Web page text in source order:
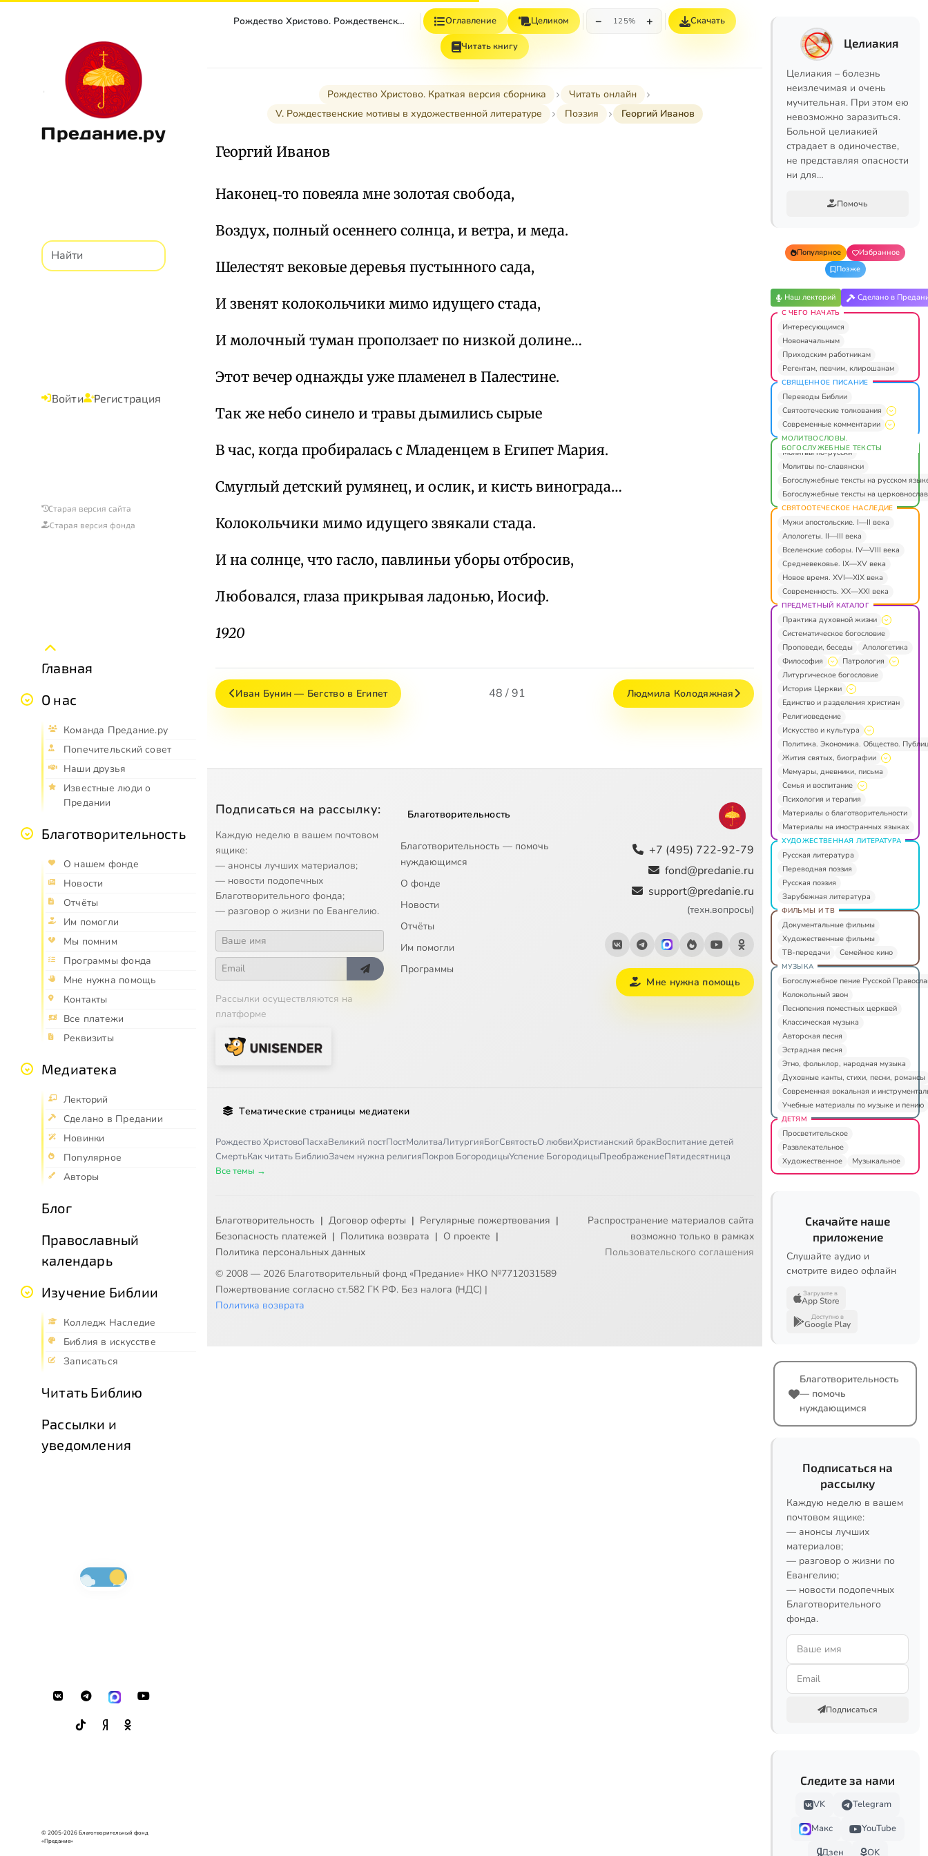
Предание.ру
Войти Регистрация
Старая версия сайта
Старая версия фонда
Главная
О нас
Команда Предание.ру
Попечительский совет
Наши друзья
Известные люди о
Предании
Благотворительность
О нашем фонде
Новости
Отчёты
Им помогли
Мы помним
Программы фонда
Мне нужна помощь
Контакты
Все платежи
Реквизиты
Медиатека
Лекторий
Сделано в Предании
Новинки
Популярное
Авторы
Блог
Православный
календарь
Изучение Библии
Колледж Наследие
Библия в искусстве
Записаться
Читать Библию
Рассылки и
уведомления
© 2005-2026 Благотворительный фонд
«Предание»
Рождество Христово. Рождественский Пост Оглавление Целиком − 125% + Скачать
Читать книгу
Рождество Христово. Краткая версия сборника
Читать онлайн
V. Рождественские мотивы в художественной литературе
Поэзия Георгий Иванов
Георгий Иванов
Наконец‑то повеяла мне золотая свобода,
Воздух, полный осеннего солнца, и ветра, и меда.
Шелестят вековые деревья пустынного сада,
И звенят колокольчики мимо идущего стада,
И молочный туман проползает по низкой долине…
Этот вечер однажды уже пламенел в Палестине.
Так же небо синело и травы дымились сырые
В час, когда пробиралась с Младенцем в Египет Мария.
Смуглый детский румянец, и ослик, и кисть винограда…
Колокольчики мимо идущего звякали стада.
И на солнце, что гасло, павлиньи уборы отбросив,
Любовался, глаза прикрывая ладонью, Иосиф.
1920
Иван Бунин — Бегство в Египет 48 / 91 Людмила Колодяжная
Подписаться на рассылку:
Каждую неделю в вашем почтовом
ящике:
— анонсы лучших материалов;
— новости подопечных
Благотворительного фонда;
— разговор о жизни по Евангелию.
Рассылки осуществляются на
платформе
Благотворительность
Благотворительность — помочь
нуждающимся
О фонде
Новости
Отчёты
Им помогли
Программы
+7 (495) 722-92-79
fond@predanie.ru
support@predanie.ru
(техн.вопросы)
Мне нужна помощь
Тематические страницы медиатеки
Рождество ХристовоПасхаВеликий постПостМолитваЛитургияБогСвятостьО любвиХристианский бракВоспитание детей
СмертьКак читать БиблиюЗачем нужна религияПокров БогородицыУспение БогородицыПреображениеПятидесятница
Все темы →
Благотворительность | Договор оферты | Регулярные пожертвования |
Безопасность платежей | Политика возврата | О проекте |
Политика персональных данных
© 2008 — 2026 Благотворительный фонд «Предание» НКО №7712031589
Пожертвование согласно ст.582 ГК РФ. Без налога (НДС) |
Политика возврата
Распространение материалов сайта
возможно только в рамках
Пользовательского соглашения
Целиакия
Целиакия – болезнь
неизлечимая и очень
мучительная. При этом ею
невозможно заразиться.
Больной целиакией
страдает в одиночестве,
не представляя опасности
ни для…
Помочь
Популярное
Избранное
Позже
Наш лекторий Сделано в
С ЧЕГО НАЧАТЬ
Интересующимся
Новоначальным
Приходским работникам
Регентам, певчим, клирошанам
СВЯЩЕННОЕ ПИСАНИЕ
Переводы Библии
Святоотеческие толкования
Современные комментарии
МОЛИТВОСЛОВЫ.
БОГОСЛУЖЕБНЫЕ ТЕКСТЫ
Молитвы по-русски
Молитвы по-славянски
Богослужебные тексты на русском
Богослужебные тексты на
СВЯТООТЕЧЕСКОЕ НАСЛЕДИЕ
Мужи апостольские. I—II века
Апологеты. II—III века
Вселенские соборы. IV—VIII века
Средневековье. IX—XV века
Новое время. XVI—XIX века
Современность. XX—XXI века
ПРЕДМЕТНЫЙ КАТАЛОГ
Практика духовной жизни
Систематическое богословие
Проповеди, беседы
Апологетика
Философия
Патрология
Литургическое богословие
История Церкви
Единство и разделения христиан
Религиоведение
Искусство и культура
Политика. Экономика. Общество.
Жития святых, биографии
Мемуары, дневники, письма
Семья и воспитание
Психология и терапия
Материалы о благотворительности
Материалы на иностранных языках
ХУДОЖЕСТВЕННАЯ ЛИТЕРАТУРА
Русская литература
Переводная поэзия
Русская поэзия
Зарубежная литература
ФИЛЬМЫ И ТВ
Документальные фильмы
Художественные фильмы
ТВ-передачи
Семейное кино
МУЗЫКА
Богослужебное пение Русской
Колокольный звон
Песнопения поместных церквей
Классическая музыка
Авторская песня
Эстрадная песня
Этно, фольклор, народная музыка
Духовные канты, стихи, песни, романсы
Современная вокальная и
Учебные материалы по музыке и пению
ДЕТЯМ
Просветительское
Развлекательное
Художественное
Музыкальное
Скачайте наше
приложение
Слушайте аудио и
смотрите видео офлайн
Загрузите в
App Store
Доступно в
Google Play
Благотворительность
— помочь
нуждающимся
Подписаться на
рассылку
Каждую неделю в вашем
почтовом ящике:
— анонсы лучших
материалов;
— разговор о жизни по
Евангелию;
— новости подопечных
Благотворительного
фонда.
Подписаться
Следите за нами
VK
Telegram
Макс
YouTube
Дзен
OK